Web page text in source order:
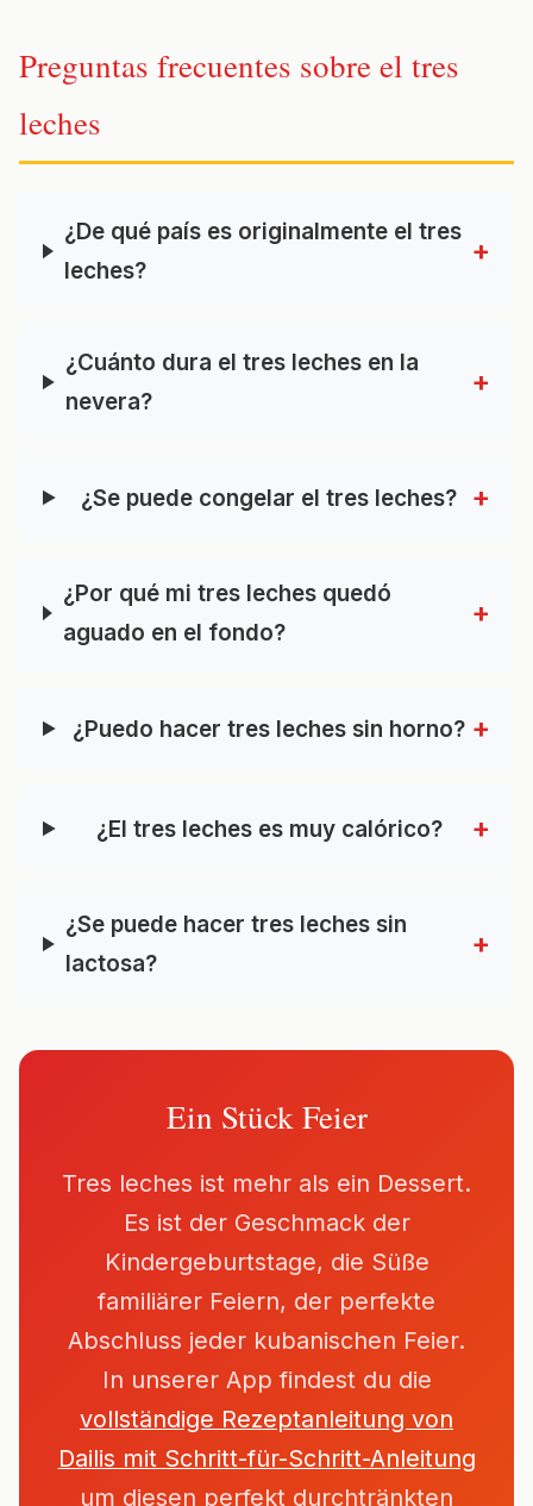
Preguntas frecuentes sobre el tres
leches
¿De qué país es originalmente el tres
leches?
+
¿Cuánto dura el tres leches en la
nevera?
+
¿Se puede congelar el tres leches? +
¿Por qué mi tres leches quedó
aguado en el fondo?
+
¿Puedo hacer tres leches sin horno? +
¿El tres leches es muy calórico? +
¿Se puede hacer tres leches sin
lactosa?
+
Ein Stück Feier
Tres leches ist mehr als ein Dessert.
Es ist der Geschmack der
Kindergeburtstage, die Süße
familiärer Feiern, der perfekte
Abschluss jeder kubanischen Feier.
In unserer App findest du die
vollständige Rezeptanleitung von
Dailis mit Schritt-für-Schritt-Anleitung
um diesen perfekt durchtränkten